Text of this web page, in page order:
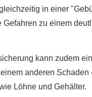
in einer
zu einem
kann zudem
anderen
Löhne und Gehälter.